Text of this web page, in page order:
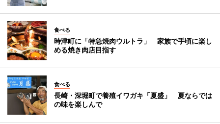
食べる
時津町に「特急焼肉ウルトラ」 家族で手頃に楽し
める焼き肉店目指す
食べる
長崎・深堀町で養殖イワガキ「夏盛」 夏ならでは
の味を楽しんで